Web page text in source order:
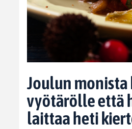
Joulun monista
vyötärölle että
laittaa heti